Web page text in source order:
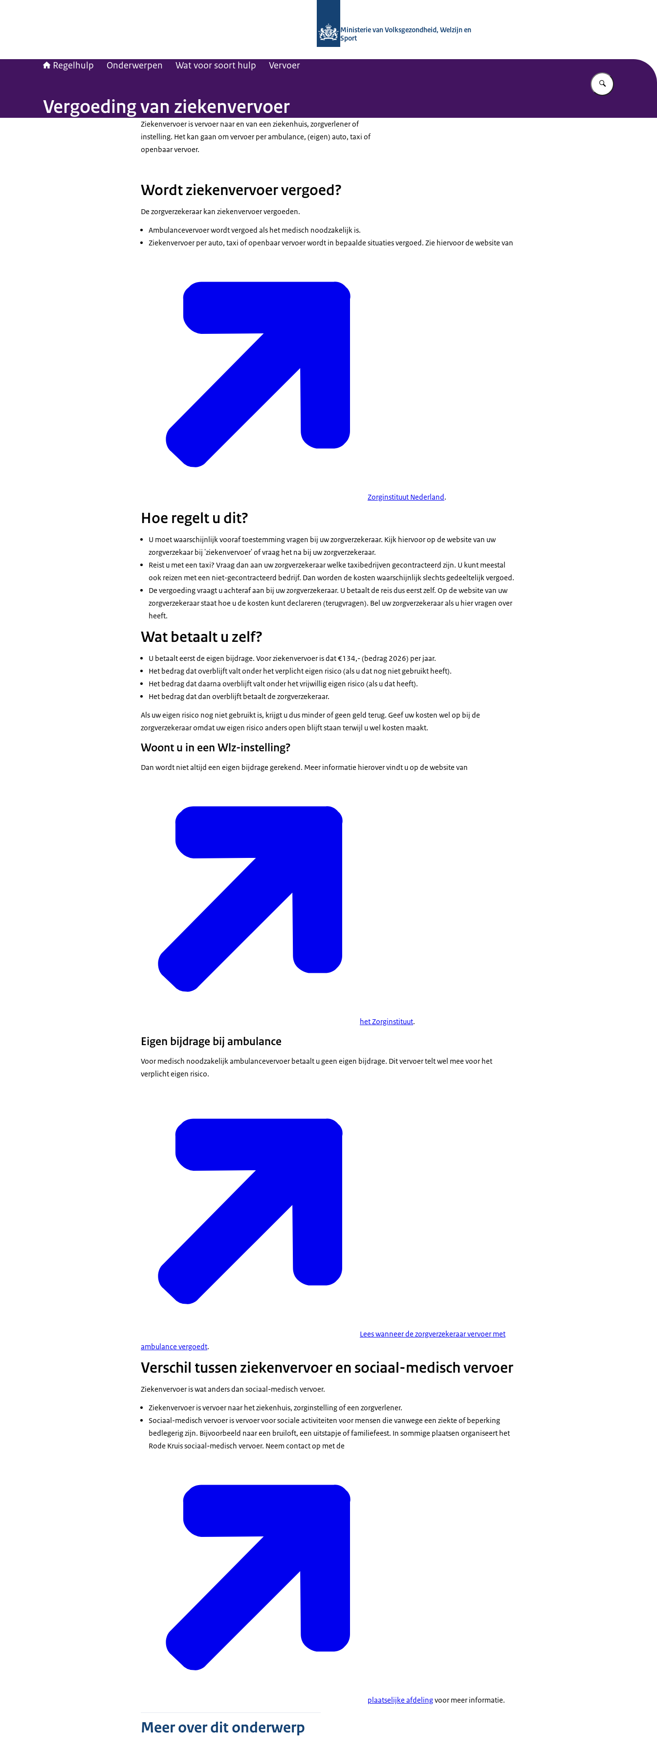
Ministerie van Volksgezondheid, Welzijn en
Sport
Regelhulp Onderwerpen Wat voor soort hulp Vervoer
Vul in wat u
Vergoeding van ziekenvervoer
Ziekenvervoer is vervoer naar en van een ziekenhuis, zorgverlener of
instelling. Het kan gaan om vervoer per ambulance, (eigen) auto, taxi of
openbaar vervoer.
Wordt ziekenvervoer vergoed?
De zorgverzekeraar kan ziekenvervoer vergoeden.
Ambulancevervoer wordt vergoed als het medisch noodzakelijk is.
Ziekenvervoer per auto, taxi of openbaar vervoer wordt in bepaalde situaties vergoed. Zie hiervoor de website van
Zorginstituut Nederland.
Hoe regelt u dit?
U moet waarschijnlijk vooraf toestemming vragen bij uw zorgverzekeraar. Kijk hiervoor op de website van uw
zorgverzekaar bij 'ziekenvervoer' of vraag het na bij uw zorgverzekeraar.
Reist u met een taxi? Vraag dan aan uw zorgverzekeraar welke taxibedrijven gecontracteerd zijn. U kunt meestal
ook reizen met een niet-gecontracteerd bedrijf. Dan worden de kosten waarschijnlijk slechts gedeeltelijk vergoed.
De vergoeding vraagt u achteraf aan bij uw zorgverzekeraar. U betaalt de reis dus eerst zelf. Op de website van uw
zorgverzekeraar staat hoe u de kosten kunt declareren (terugvragen). Bel uw zorgverzekeraar als u hier vragen over
heeft.
Wat betaalt u zelf?
U betaalt eerst de eigen bijdrage. Voor ziekenvervoer is dat €134,- (bedrag 2026) per jaar.
Het bedrag dat overblijft valt onder het verplicht eigen risico (als u dat nog niet gebruikt heeft).
Het bedrag dat daarna overblijft valt onder het vrijwillig eigen risico (als u dat heeft).
Het bedrag dat dan overblijft betaalt de zorgverzekeraar.
Als uw eigen risico nog niet gebruikt is, krijgt u dus minder of geen geld terug. Geef uw kosten wel op bij de
zorgverzekeraar omdat uw eigen risico anders open blijft staan terwijl u wel kosten maakt.
Woont u in een Wlz-instelling?
Dan wordt niet altijd een eigen bijdrage gerekend. Meer informatie hierover vindt u op de website van
het Zorginstituut.
Eigen bijdrage bij ambulance
Voor medisch noodzakelijk ambulancevervoer betaalt u geen eigen bijdrage. Dit vervoer telt wel mee voor het
verplicht eigen risico.
Lees wanneer de zorgverzekeraar vervoer met
ambulance vergoedt.
Verschil tussen ziekenvervoer en sociaal-medisch vervoer
Ziekenvervoer is wat anders dan sociaal-medisch vervoer.
Ziekenvervoer is vervoer naar het ziekenhuis, zorginstelling of een zorgverlener.
Sociaal-medisch vervoer is vervoer voor sociale activiteiten voor mensen die vanwege een ziekte of beperking
bedlegerig zijn. Bijvoorbeeld naar een bruiloft, een uitstapje of familiefeest. In sommige plaatsen organiseert het
Rode Kruis sociaal-medisch vervoer. Neem contact op met de
plaatselijke afdelingvoor meer informatie.
Meer over dit onderwerp